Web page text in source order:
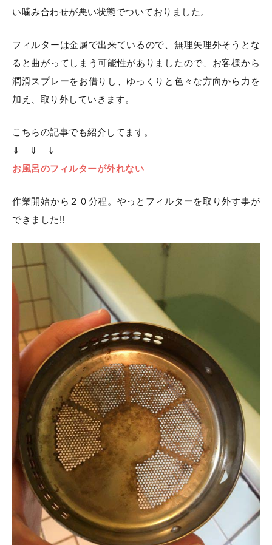
い噛み合わせが悪い状態でついておりました。
フィルターは金属で出来ているので、無理矢理外そうとな
ると曲がってしまう可能性がありましたので、お客様から
潤滑スプレーをお借りし、ゆっくりと色々な方向から力を
加え、取り外していきます。
こちらの記事でも紹介してます。
⇓ ⇓ ⇓
お風呂のフィルターが外れない
作業開始から２０分程。やっとフィルターを取り外す事が
できました!!